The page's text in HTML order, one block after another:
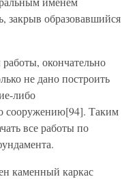
закрыв образовавшийся
окончательно
не дано построить
либо
сооружению[94]. Таким
все работы по
каменный каркас